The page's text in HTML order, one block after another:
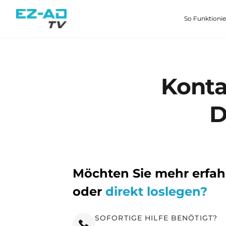
So
Möchten Sie mehr
oder direkt loslegen?
SOFORTIGE HILFE BENÖTIGT?